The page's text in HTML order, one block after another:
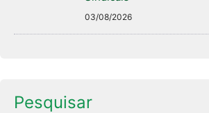
03/08/2026
Pesquisar